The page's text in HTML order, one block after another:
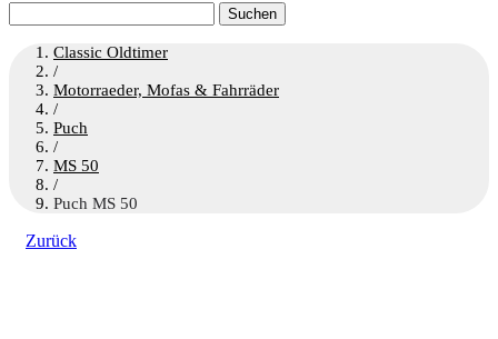
nach:
Classic Oldtimer
/
Motorraeder, Mofas & Fahrräder
/
Puch
/
MS 50
/
Puch MS 50
Zurück